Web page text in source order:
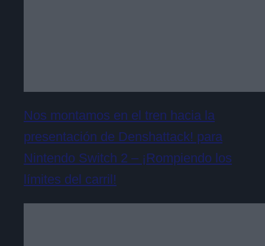
Nos montamos en el tren hacia la
presentación de Denshattack! para
Nintendo Switch 2 – ¡Rompiendo los
límites del carril!